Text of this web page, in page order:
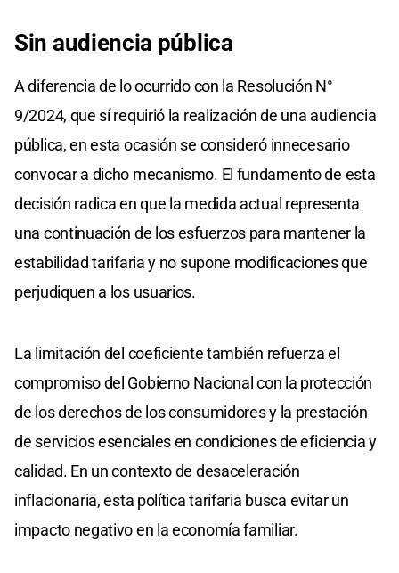
Sin audiencia pública
A diferencia de lo ocurrido con la Resolución N°
9/2024, que sí requirió la realización de una audiencia
pública, en esta ocasión se consideró innecesario
convocar a dicho mecanismo. El fundamento de esta
decisión radica en que la medida actual representa
una continuación de los esfuerzos para mantener la
estabilidad tarifaria y no supone modificaciones que
perjudiquen a los usuarios.
La limitación del coeficiente también refuerza el
compromiso del Gobierno Nacional con la protección
de los derechos de los consumidores y la prestación
de servicios esenciales en condiciones de eficiencia y
calidad. En un contexto de desaceleración
inflacionaria, esta política tarifaria busca evitar un
impacto negativo en la economía familiar.